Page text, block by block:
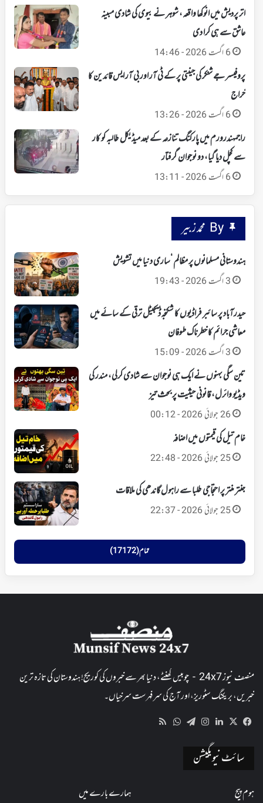
اتر پردیش میں انوکھا واقعہ، شوہر نے بیوی کی شادی مبینہ
عاشق سے ہی کرا دی
6 اگست 2026 - 14:46
پروفیسر جے شنکر کی جینتی پر کے ٹی آر اور بی آر ایس قائدین کا
خراج
6 اگست 2026 - 13:26
راجمہندرورم میں پارکنگ تنازعہ کے بعد میڈیکل طالبہ کو کار
سے کچل دیا گیا، دو نوجوان گرفتار
6 اگست 2026 - 13:11
By محمد زبیر
ہندوستانی مسلمانوں پر مظالم ‘ساری دنیا میں تشویش
3 اگست 2026 - 19:43
حیدرآباد پر سائبر فراڈیوں کا شکنجہ‘ ڈیجیٹل ترقی کے سائے میں
معاشی جرائم کا خطرناک طوفان
3 اگست 2026 - 15:09
تین سگی بہنوں نے ایک ہی نوجوان سے شادی کرلی، مندر کی
ویڈیو وائرل، قانونی حیثیت پر بحث تیز
26 جولائی 2026 - 00:12
خام تیل کی قیمتوں میں اضافہ
25 جولائی 2026 - 22:48
جنتر منتر پر احتجاجی طلبا سے راہول گاندھی کی ملاقات
25 جولائی 2026 - 22:37
تمام (17172)
منصف نیوز 24x7 - چوبیس گھنٹے، دنیا بھر سے خبروں کی کوریج! ہندوستان کی تازہ ترین
خبریں، بریکنگ سٹوریز، اور آج کی سرفہرست سرخیاں۔
Facebook
X
LinkedIn
Instagram
Telegram
WhatsApp
سائٹ نیویگیشن
ہوم پیج
ہمارے بارے میں